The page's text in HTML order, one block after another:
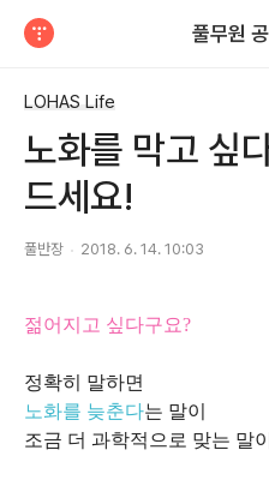
풀무원
LOHAS Life
노화를 막고 싶
드세요!
풀반장 2018. 6. 14. 10:03
젊어지고 싶다구요?
정확히 말하면
노화를 늦춘다는 말이
조금 더 과학적으로 맞는 말